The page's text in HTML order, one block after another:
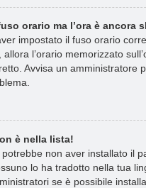
orario ma l’ora è ancora
impostato il fuso orario
l’orario memorizzato
Avvisa un amministratore
è nella lista!
potrebbe non aver installato il
lo ha tradotto nella tua
se è possibile